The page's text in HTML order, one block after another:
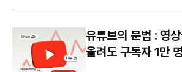
유튜브의 문법 : 영
올려도 구독자 1만